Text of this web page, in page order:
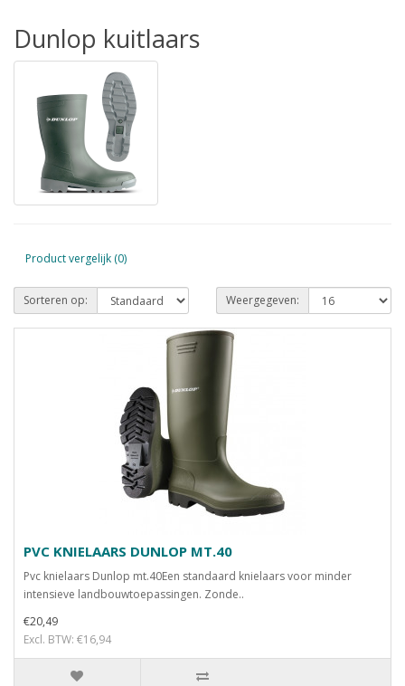
Dunlop kuitlaars
Product vergelijk (0)
Sorteren op: Weergegeven:
PVC KNIELAARS DUNLOP MT.40
Pvc knielaars Dunlop mt.40Een standaard knielaars voor minder
intensieve landbouwtoepassingen. Zonde..
€20,49
Excl. BTW: €16,94